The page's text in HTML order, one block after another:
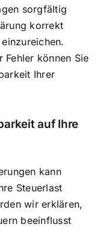
sorgfältig
korrekt
Fehler können Sie
Ihrer
auf Ihre
kann
Steuerlast
wir erklären,
beeinflusst